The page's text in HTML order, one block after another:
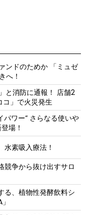
ンドのためか 「ミュゼ
へ！
と消防に通報！ 店舗2
」で火災発生
ワー” さらなる使いや
場！
素吸入療法！
競争から抜け出すサロ
る、植物性発酵飲料シ